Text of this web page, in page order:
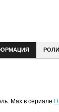
РОЛИ
Max в сериале